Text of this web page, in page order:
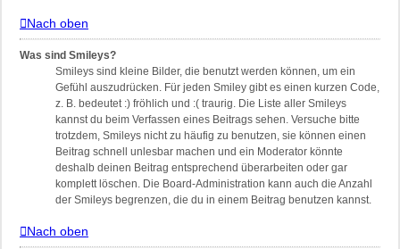
Nach oben
Was sind Smileys?
Smileys sind kleine Bilder, die benutzt werden können, um ein
Gefühl auszudrücken. Für jeden Smiley gibt es einen kurzen Code,
z. B. bedeutet :) fröhlich und :( traurig. Die Liste aller Smileys
kannst du beim Verfassen eines Beitrags sehen. Versuche bitte
trotzdem, Smileys nicht zu häufig zu benutzen, sie können einen
Beitrag schnell unlesbar machen und ein Moderator könnte
deshalb deinen Beitrag entsprechend überarbeiten oder gar
komplett löschen. Die Board-Administration kann auch die Anzahl
der Smileys begrenzen, die du in einem Beitrag benutzen kannst.
Nach oben